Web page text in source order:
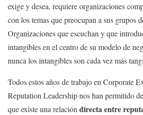
exige y desea, requiere organizaciones
con los temas que preocupan a sus grupos
Organizaciones que escuchan y que
intangibles en el centro de su modelo de
nunca los intangibles son cada vez más
Todos estos años de trabajo en Corporate
Reputation Leadership nos han permitido
que existe una relación directa entre